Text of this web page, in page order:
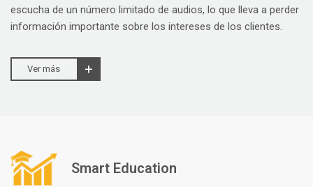
escucha de un número limitado de audios, lo que lleva a perder
información importante sobre los intereses de los clientes.
Ver más
Smart Education